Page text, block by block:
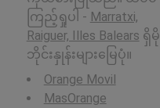
ကြည့်ရှုပါ - Marratxi,
Raiguer, Illes Balears ရှိမို
ဘိုင်းနှုန်းများမြေပုံ။
Orange Movil
MasOrange